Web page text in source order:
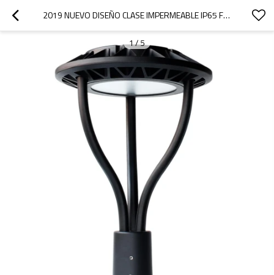
2019 NUEVO DISEÑO CLASE IMPERMEABLE IP65 FÁBRICA DE PRODUCTOS DE VENTA DIRECTA 80W LUCES DE JARDÍN LED
1/5